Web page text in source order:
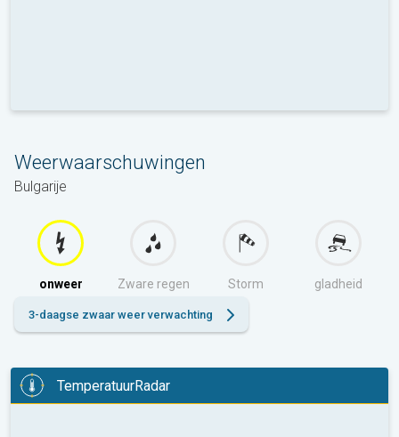
Weerwaarschuwingen
Bulgarije
onweer Zware regen Storm gladheid
3-daagse zwaar weer verwachting
TemperatuurRadar